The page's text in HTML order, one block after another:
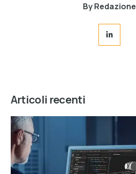
By Redazione
Articoli recenti